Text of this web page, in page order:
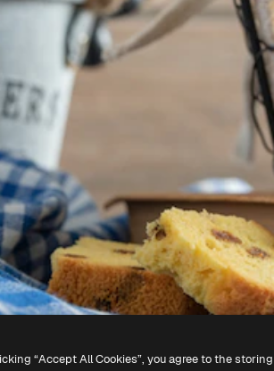
“Accept All Cookies”, you agree to the